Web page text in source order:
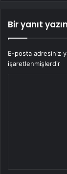
Bir yanıt yazın
E-posta adresiniz
işaretlenmişlerdir